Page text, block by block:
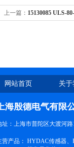
上一篇： 15130085 ULS-
网站首页 关
海殷德电气有限
址：上海市普陀区大渡河路
营产品： HYDAC传感器、